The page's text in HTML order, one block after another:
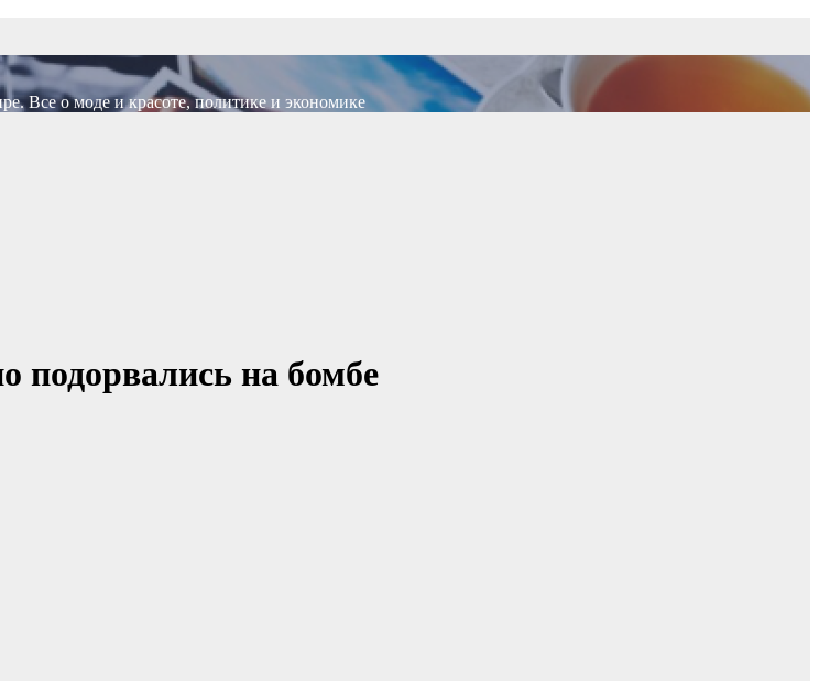
Все о моде и красоте, политике и экономике
подорвались на бомбе